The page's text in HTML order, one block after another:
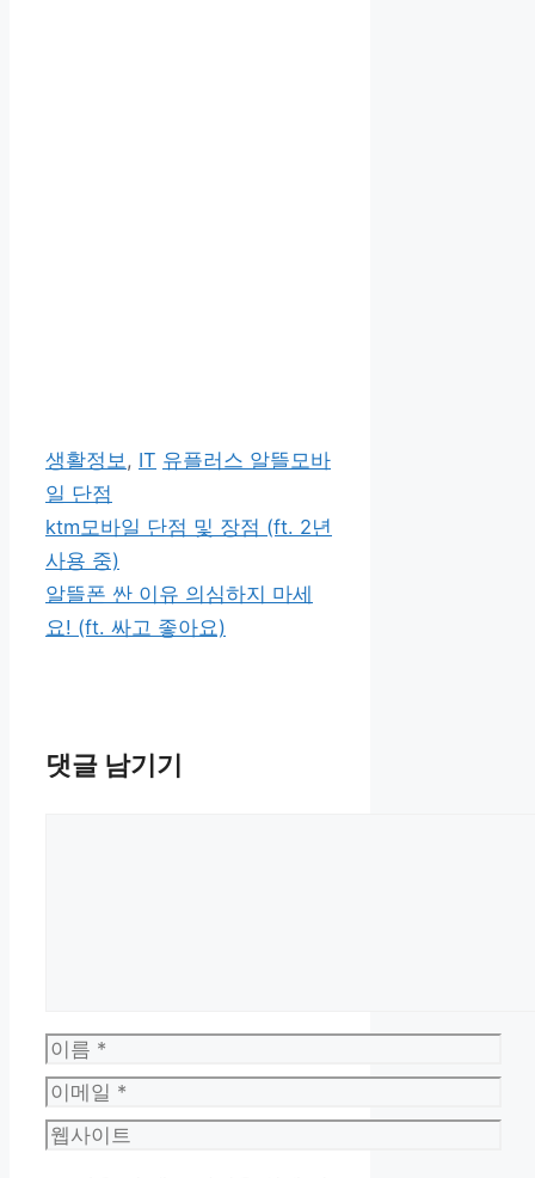
카
테
고
리
생활정보 , IT 태
유플러스 알뜰모바
일 단점
ktm모바일 단점 및 장점 (ft. 2년
사용 중)
알뜰폰 싼 이유 의심하지 마세
요! (ft. 싸고 좋아요)
댓글 남기기
이
름
이
메
일
웹